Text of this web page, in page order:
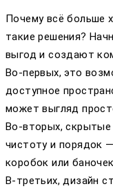
Почему всё больше
такие решения?
выгод и создают
Во-первых, это
доступное
может выгляд
Во-вторых,
чистоту и порядок
коробок или
В-третьих, дизайн